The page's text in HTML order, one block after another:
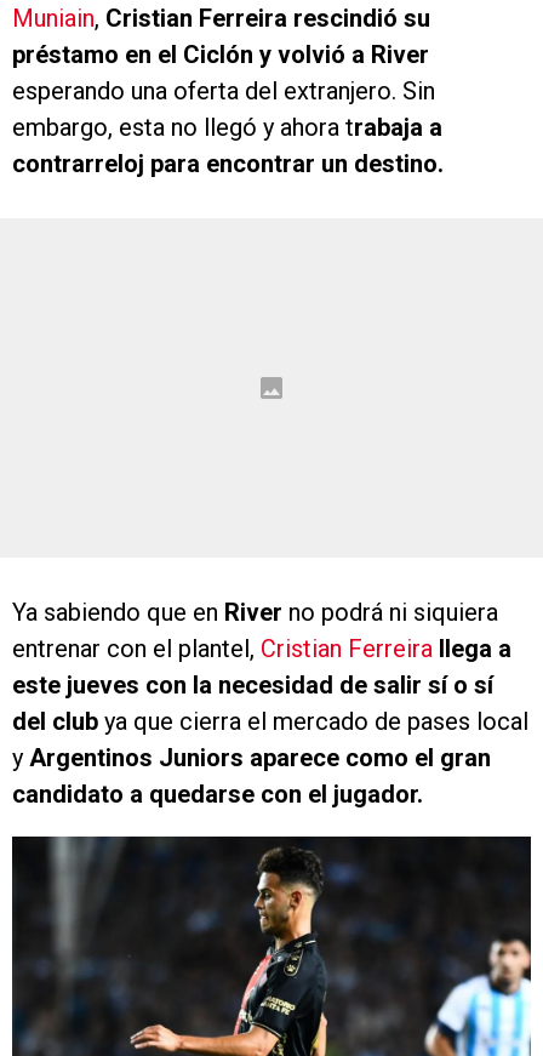
Muniain, Cristian Ferreira rescindió su
préstamo en el Ciclón y volvió a River
esperando una oferta del extranjero. Sin
embargo, esta no llegó y ahora trabaja a
contrarreloj para encontrar un destino.
Ya sabiendo que en River no podrá ni siquiera
entrenar con el plantel, Cristian Ferreira llega a
este jueves con la necesidad de salir sí o sí
del club ya que cierra el mercado de pases local
y Argentinos Juniors aparece como el gran
candidato a quedarse con el jugador.